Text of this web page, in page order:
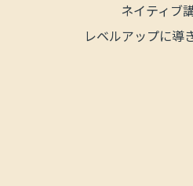
ネイティブ
レベルアップに導